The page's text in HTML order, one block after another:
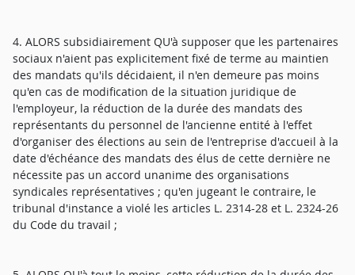
4. ALORS subsidiairement QU'à supposer que les partenaires
sociaux n'aient pas explicitement fixé de terme au maintien
des mandats qu'ils décidaient, il n'en demeure pas moins
qu'en cas de modification de la situation juridique de
l'employeur, la réduction de la durée des mandats des
représentants du personnel de l'ancienne entité à l'effet
d'organiser des élections au sein de l'entreprise d'accueil à la
date d'échéance des mandats des élus de cette dernière ne
nécessite pas un accord unanime des organisations
syndicales représentatives ; qu'en jugeant le contraire, le
tribunal d'instance a violé les articles L. 2314-28 et L. 2324-26
du Code du travail ;